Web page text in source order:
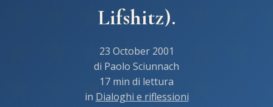
Pubblicazioni
La tradizione orale
Filosofia e Pensiero
Documenti storici
Calendario ebraico
Convertitore di date
Vendita del chametz
Cucina tipica
Commenti alla Torah
Cultura e società Comunità ebraiche
Lifshitz).
23 October 2001
di Paolo Sciunnach
17 min di lettura
in Dialoghi e riflessioni